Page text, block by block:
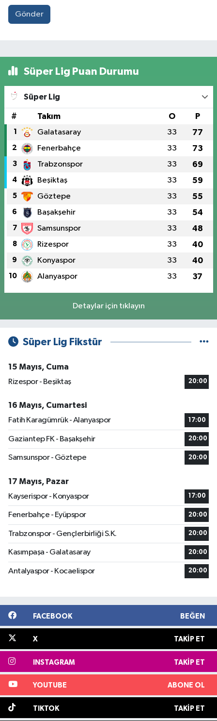
Gönder
Süper Lig Puan Durumu
Süper Lig
# Takım O P
1 Galatasaray 33 77
2 Fenerbahçe 33 73
3 Trabzonspor 33 69
4 Beşiktaş 33 59
5 Göztepe 33 55
6 Başakşehir 33 54
7 Samsunspor 33 48
8 Rizespor 33 40
9 Konyaspor 33 40
10 Alanyaspor 33 37
Detaylar için tıklayın
Süper Lig Fikstür
15 Mayıs, Cuma
Rizespor - Beşiktaş
20:00
16 Mayıs, Cumartesi
Fatih Karagümrük - Alanyaspor
17:00
Gaziantep FK - Başakşehir 20:00
Samsunspor - Göztepe 20:00
17 Mayıs, Pazar
Kayserispor - Konyaspor
17:00
Fenerbahçe - Eyüpspor 20:00
Trabzonspor - Gençlerbirliği S.K. 20:00
Kasımpaşa - Galatasaray 20:00
Antalyaspor - Kocaelispor 20:00
FACEBOOK BEĞEN
X TAKIP ET
INSTAGRAM TAKIP ET
YOUTUBE ABONE OL
TIKTOK TAKIP ET